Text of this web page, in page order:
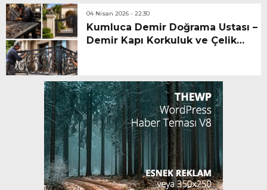
04 Nisan 2026 - 22:30
Kumluca Demir Doğrama Ustası –
Demir Kapı Korkuluk ve Çelik